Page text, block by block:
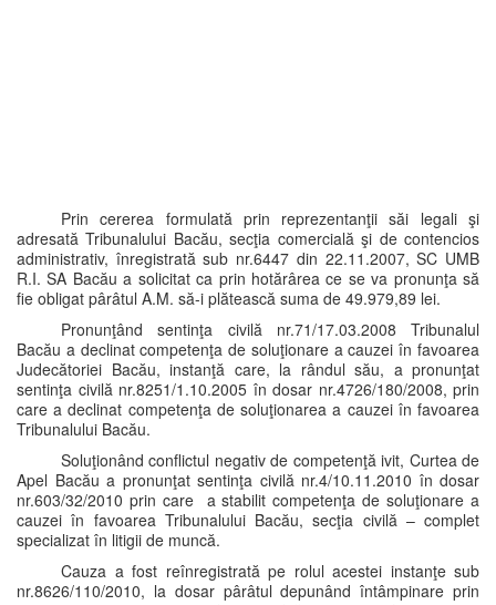
Prin cererea formulată prin reprezentanţii săi legali şi
adresată Tribunalului Bacău, secţia comercială şi de contencios
administrativ, înregistrată sub nr.6447 din 22.11.2007, SC UMB
R.I. SA Bacău a solicitat ca prin hotărârea ce se va pronunţa să
fie obligat pârâtul A.M. să-i plătească suma de 49.979,89 lei.
Pronunţând sentinţa civilă nr.71/17.03.2008 Tribunalul
Bacău a declinat competenţa de soluţionare a cauzei în favoarea
Judecătoriei Bacău, instanţă care, la rândul său, a pronunţat
sentinţa civilă nr.8251/1.10.2005 în dosar nr.4726/180/2008, prin
care a declinat competenţa de soluţionarea a cauzei în favoarea
Tribunalului Bacău.
Soluţionând conflictul negativ de competenţă ivit, Curtea de
Apel Bacău a pronunţat sentinţa civilă nr.4/10.11.2010 în dosar
nr.603/32/2010 prin care a stabilit competenţa de soluţionare a
cauzei în favoarea Tribunalului Bacău, secţia civilă – complet
specializat în litigii de muncă.
Cauza a fost reînregistrată pe rolul acestei instanţe sub
nr.8626/110/2010, la dosar pârâtul depunând întâmpinare prin